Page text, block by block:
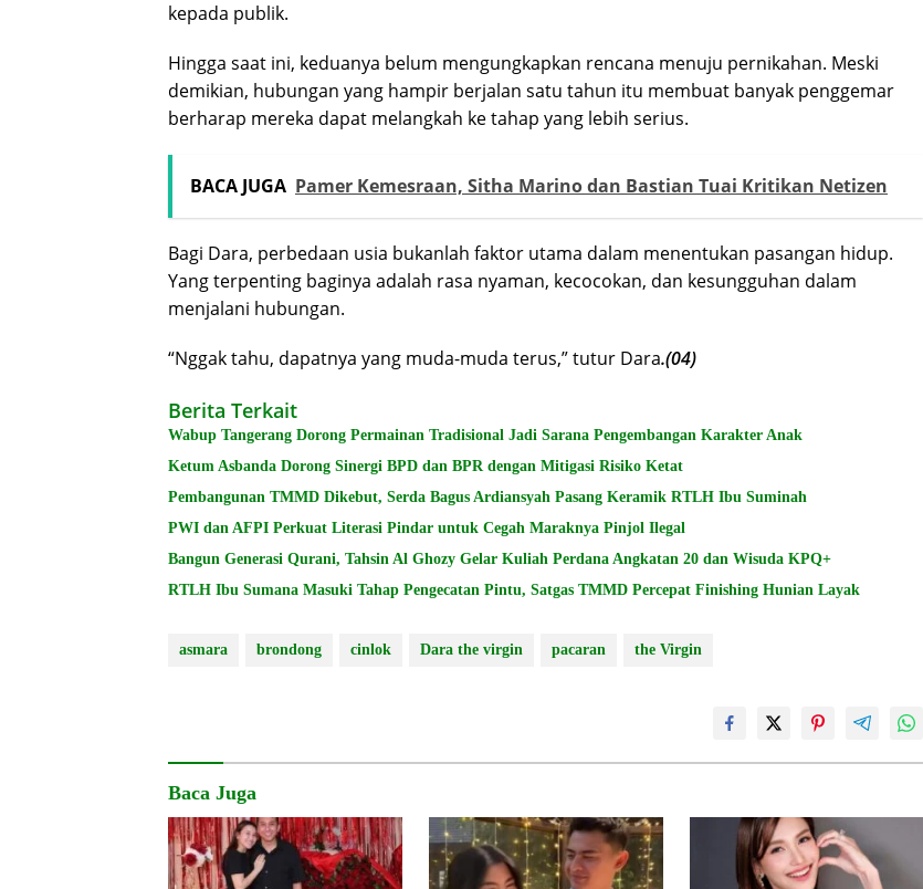
kepada publik.
Hingga saat ini, keduanya belum mengungkapkan rencana menuju pernikahan. Meski
demikian, hubungan yang hampir berjalan satu tahun itu membuat banyak penggemar
berharap mereka dapat melangkah ke tahap yang lebih serius.
BACA JUGA Pamer Kemesraan, Sitha Marino dan Bastian Tuai Kritikan Netizen
Bagi Dara, perbedaan usia bukanlah faktor utama dalam menentukan pasangan hidup.
Yang terpenting baginya adalah rasa nyaman, kecocokan, dan kesungguhan dalam
menjalani hubungan.
“Nggak tahu, dapatnya yang muda-muda terus,” tutur Dara.(04)
Berita Terkait
Wabup Tangerang Dorong Permainan Tradisional Jadi Sarana Pengembangan Karakter Anak
Ketum Asbanda Dorong Sinergi BPD dan BPR dengan Mitigasi Risiko Ketat
Pembangunan TMMD Dikebut, Serda Bagus Ardiansyah Pasang Keramik RTLH Ibu Suminah
PWI dan AFPI Perkuat Literasi Pindar untuk Cegah Maraknya Pinjol Ilegal
Bangun Generasi Qurani, Tahsin Al Ghozy Gelar Kuliah Perdana Angkatan 20 dan Wisuda KPQ+
RTLH Ibu Sumana Masuki Tahap Pengecatan Pintu, Satgas TMMD Percepat Finishing Hunian Layak
asmara brondong cinlok Dara the virgin pacaran the Virgin
Baca Juga